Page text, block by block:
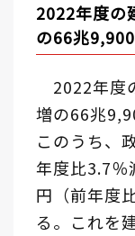
2022年度の
の66兆
2022年度
増の66兆
このうち、
年度比3.7％
円（前年度
る。これを